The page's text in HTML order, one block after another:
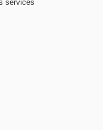
services